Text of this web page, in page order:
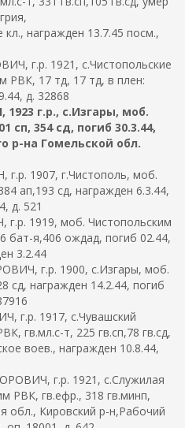
награжден 13.7.45 посм.,
г.р. 1921, с.Чистопольские
РВК, 17 тд, 17 тд, в плен:
д. 32868
г.р., с.Изгары, моб.
сп, 354 сд, погиб 30.3.44,
р-на Гомельской обл.
1907, г.Чистополь, моб.
ап,193 сд, награжден 6.3.44,
д. 521
1919, моб. Чистопольским
бат-я,406 ождад, погиб 02.44,
3.2.44
г.р. 1900, с.Изгары, моб.
сд, награжден 14.2.44, погиб
1917, с.Чувашский
гв.мл.с-т, 225 гв.сп,78 гв.сд,
воев., награжден 10.8.44,
г.р. 1921, с.Служилая
РВК, гв.ефр., 318 гв.минп,
обл., Кировский р-н,Рабочий